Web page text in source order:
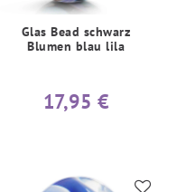
Glas Bead schwarz
Blumen blau lila
17,95 €